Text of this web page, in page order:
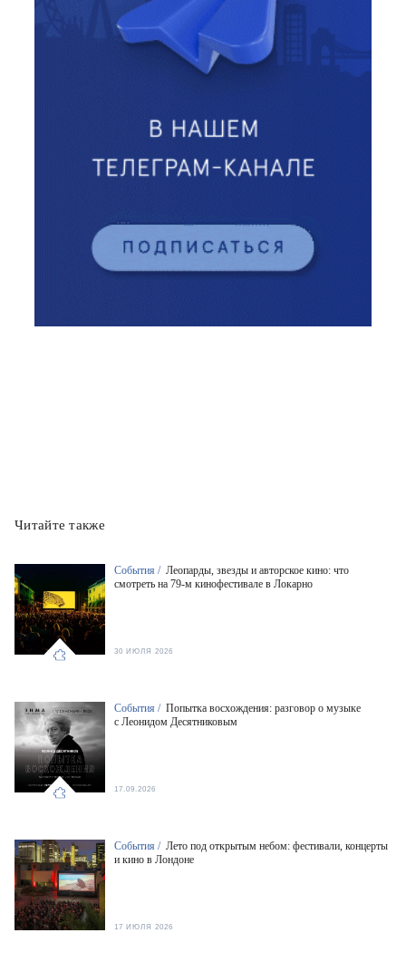
Читайте также
События / Леопарды, звезды и авторское кино: что
смотреть на 79-м кинофестивале в Локарно
30 ИЮЛЯ 2026
События / Попытка восхождения: разговор о музыке
с Леонидом Десятниковым
17.09.2026
События / Лето под открытым небом: фестивали, концерты
и кино в Лондоне
17 ИЮЛЯ 2026